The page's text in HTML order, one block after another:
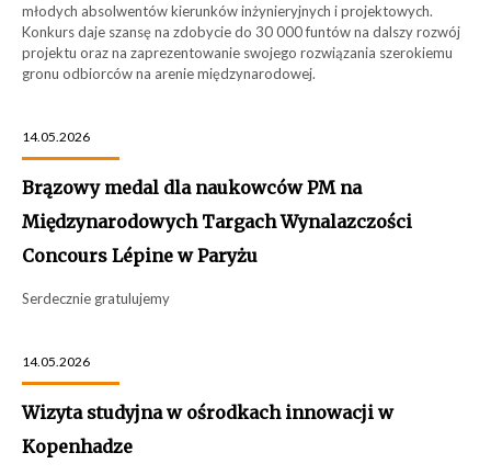
młodych absolwentów kierunków inżynieryjnych i projektowych.
Konkurs daje szansę na zdobycie do 30 000 funtów na dalszy rozwój
projektu oraz na zaprezentowanie swojego rozwiązania szerokiemu
gronu odbiorców na arenie międzynarodowej.
14.05.2026
Brązowy medal dla naukowców PM na
Międzynarodowych Targach Wynalazczości
Concours Lépine w Paryżu
Serdecznie gratulujemy
14.05.2026
Wizyta studyjna w ośrodkach innowacji w
Kopenhadze